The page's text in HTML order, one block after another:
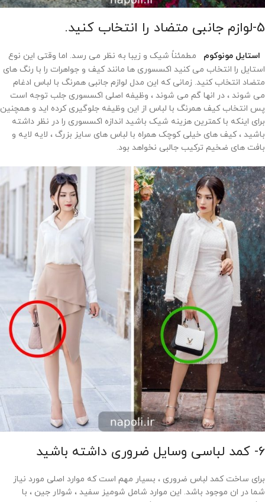
5-لوازم جانبی متضاد را انتخاب کنید.
استایل مونوکوم
مطمئناً شیک و زیبا به نظر می رسد. اما وقتی این نوع
استایل را انتخاب می کنید اکسسوری ها مانند کیف و جواهرات را با رنگ های
متضاد انتخاب کنید. زمانی که این مدل لوازم جانبی همرنگ با لباس ادغام
می شوند ، در انها گم می شوند ، وظیفه اصلی اکسسوری جلب توجه است
پس انتخاب کیف همرنگ با لباس از این وظیفه جلوگیری کرده اید و همچنین
برای اینکه با کمترین هزینه شیک باشید اندازه اکسسوری را در نظر داشته
باشید ، کیف های خیلی کوچک همراه با لباس های سایز بزرگ ، لایه لایه و
بافت های ضخیم ترکیب جالبی نخواهد بود.
6- کمد لباسی وسایل ضروری داشته باشید
برای ساخت کمد لباس ضروری ، بسیار مهم است که موارد اصلی مورد نیاز
شما در ان موجود باشد. این موارد شامل شومیز سفید ، شولار جین ، با